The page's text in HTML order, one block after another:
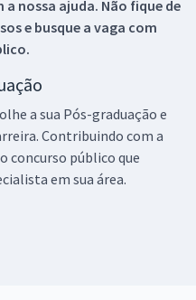
a nossa ajuda. Não fique de
e busque a vaga com
a sua Pós-graduação e
Contribuindo com a
concurso público que
em sua área.